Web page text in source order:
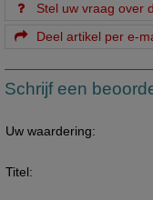
Stel uw vraag over
Deel artikel per e-
Schrijf een
Uw waardering:
Titel: